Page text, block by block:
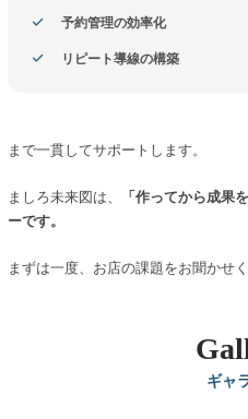
予約管理の効率化
リピート導線の構築
まで一貫してサポートします。
ましろ未来図は、
「作ってから成果
ーです。
まずは一度、お店の課題をお聞かせく
ギャ